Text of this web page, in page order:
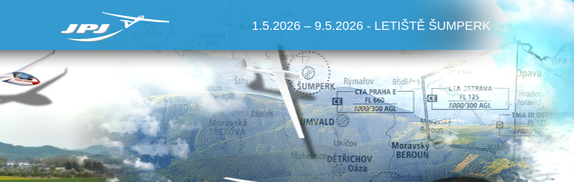
1.5.2026 – 9.5.2026 - LETIŠTĚ ŠUMPERK